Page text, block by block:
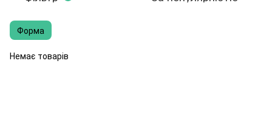
Форма
Немає товарів